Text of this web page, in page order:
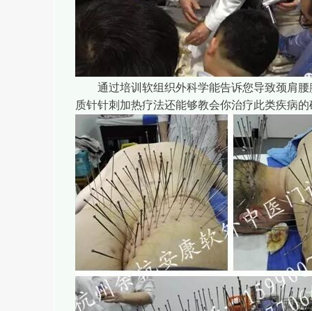
通过培训软组织外科学能告诉您导致颈肩腰
质针针刺加热疗法还能够教会你治疗此类疾病